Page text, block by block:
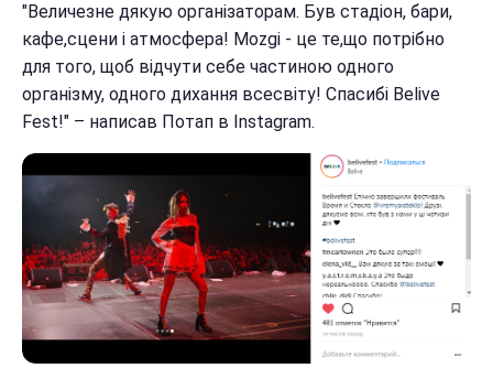
"Величезне дякую організаторам. Був стадіон, бари,
кафе,сцени і атмосфера! Mozgi - це те,що потрібно
для того, щоб відчути себе частиною одного
організму, одного дихання всесвіту! Спасибі Belive
Fest!" – написав Потап в Instagram.